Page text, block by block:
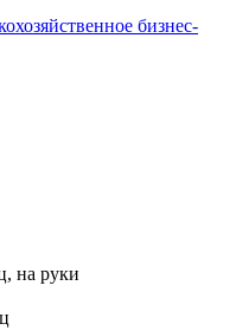
бизнес-
на руки